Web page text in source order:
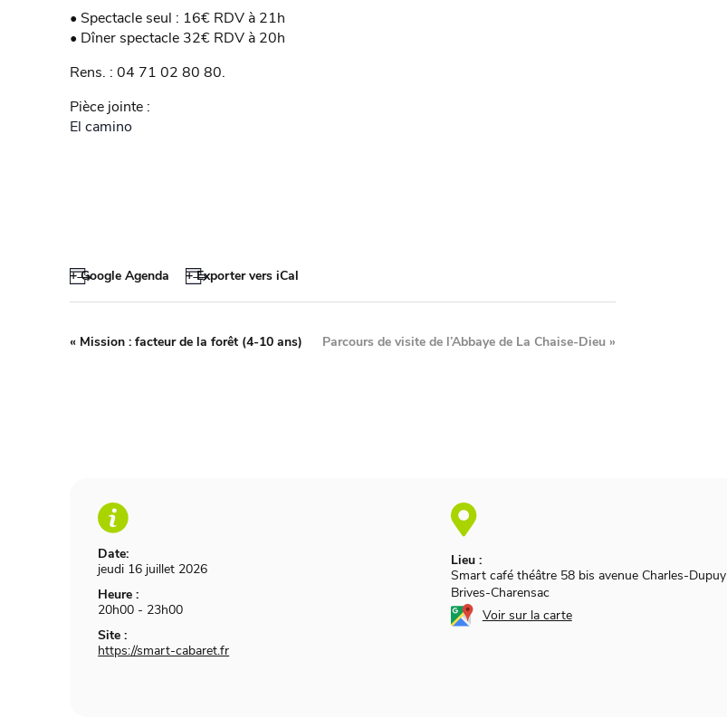
• Spectacle seul : 16€ RDV à 21h
• Dîner spectacle 32€ RDV à 20h
Rens. : 04 71 02 80 80.
Pièce jointe :
El camino
+ Google Agenda + Exporter vers iCal
Date:
jeudi 16 juillet 2026
Heure :
20h00 - 23h00
Site :
https://smart-cabaret.fr
Lieu :
Smart café théâtre 58 bis avenue Charles-Dupuy
Brives-Charensac
Voir sur la carte
« Mission : facteur de la forêt (4-10 ans) Parcours de visite de l’Abbaye de La Chaise-Dieu »